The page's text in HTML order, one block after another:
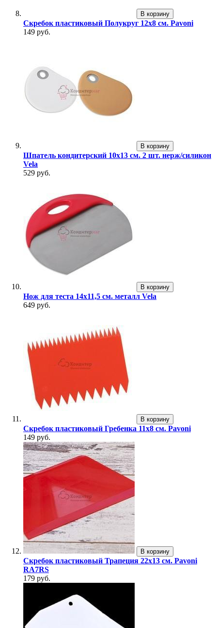
В корзину
Скребок пластиковый Полукруг 12х8 см. Pavoni
149 руб.
В корзину
Шпатель кондитерский 10х13 см. 2 шт. нерж/силикон
Vela
529 руб.
В корзину
Нож для теста 14х11,5 см. металл Vela
649 руб.
В корзину
Скребок пластиковый Гребенка 11х8 см. Pavoni
149 руб.
В корзину
Скребок пластиковый Трапеция 22х13 см. Pavoni
RA7RS
179 руб.